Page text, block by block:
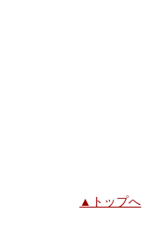
▲トップへ